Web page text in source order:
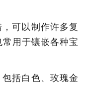
可以制作许多复
用于镶嵌各种宝
括白色、玫瑰金